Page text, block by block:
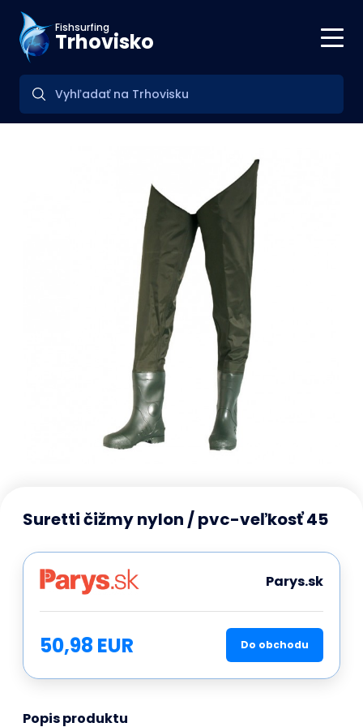
Fishsurfing
Trhovisko
Suretti čižmy nylon / pvc-veľkosť 45
Parys.sk
50,98 EUR Do obchodu
Popis produktu